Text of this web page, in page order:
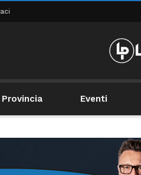
Provincia Eventi